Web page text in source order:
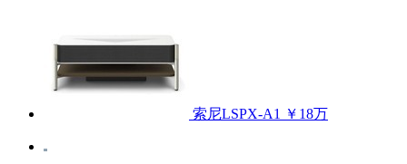
索尼LSPX-A1 ￥18万